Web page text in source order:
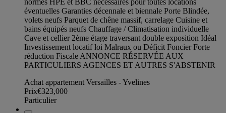
normes HPE et BBC nécessaires pour toutes locations
éventuelles Garanties décennale et biennale Porte Blindée,
volets neufs Parquet de chêne massif, carrelage Cuisine et
bains équipés neufs Chauffage / Climatisation individuelle
Cave et cellier 2ème étage traversant double exposition Idéal
Investissement locatif loi Malraux ou Déficit Foncier Forte
réduction Fiscale ANNONCE RÉSERVÉE AUX
PARTICULIERS AGENCES ET AUTRES S'ABSTENIR
Achat appartement Versailles - Yvelines
Prix€323,000
Particulier